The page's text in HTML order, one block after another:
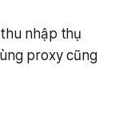
nhập thụ
proxy cũng